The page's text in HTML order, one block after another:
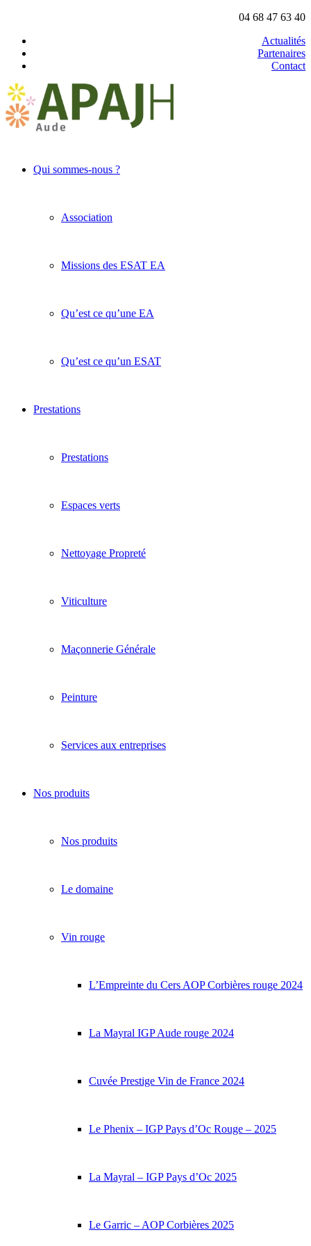
04 68 47 63 40
Actualités
Partenaires
Contact
Qui sommes-nous ?
Association
Missions des ESAT EA
Qu’est ce qu’une EA
Qu’est ce qu’un ESAT
Prestations
Prestations
Espaces verts
Nettoyage Propreté
Viticulture
Maçonnerie Générale
Peinture
Services aux entreprises
Nos produits
Nos produits
Le domaine
Vin rouge
L’Empreinte du Cers AOP Corbières rouge 2024
La Mayral IGP Aude rouge 2024
Cuvée Prestige Vin de France 2024
Le Phenix – IGP Pays d’Oc Rouge – 2025
La Mayral – IGP Pays d’Oc 2025
Le Garric – AOP Corbières 2025